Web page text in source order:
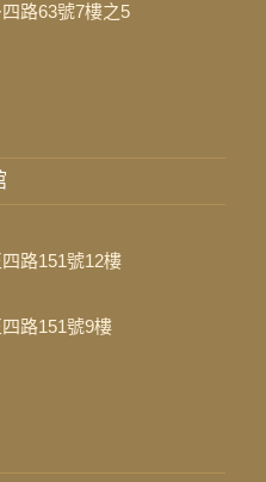
路63號7樓之5
路151號12樓
路151號9樓